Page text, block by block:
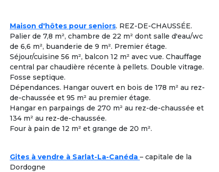
Maison d'hôtes pour seniors. REZ-DE-CHAUSSÉE.
Palier de 7,8 m², chambre de 22 m² dont salle d'eau/wc
de 6,6 m², buanderie de 9 m². Premier étage.
Séjour/cuisine 56 m², balcon 12 m² avec vue. Chauffage
central par chaudière récente à pellets. Double vitrage.
Fosse septique.
Dépendances. Hangar ouvert en bois de 178 m² au rez-
de-chaussée et 95 m² au premier étage.
Hangar en parpaings de 270 m² au rez-de-chaussée et
134 m² au rez-de-chaussée.
Four à pain de 12 m² et grange de 20 m².
Gites à vendre à Sarlat-La-Canéda – capitale de la
Dordogne
Sylvia
Femme- 60ans
Toulon ± 30kms - France
Colouer Intégrer Habitat Partagé
Comment rencontrer des co-acheteurs
compatibles ?
Cohabiting Seniors vous met en relation avec des
des différentes visites de logements adaptés à la
cohabitation.